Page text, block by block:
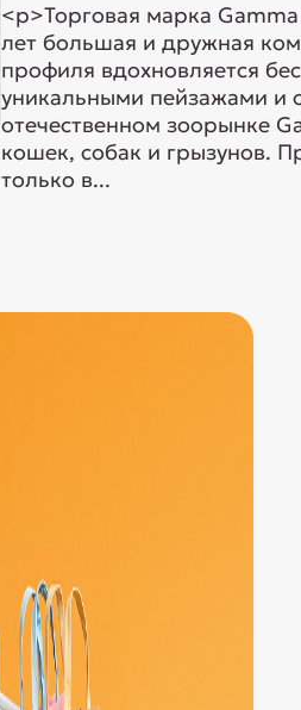
<p>Торговая марка
лет большая и дружная
профиля вдохновляется
уникальными пейзажами и
отечественном зоорынке
кошек, собак и грызунов.
только в...